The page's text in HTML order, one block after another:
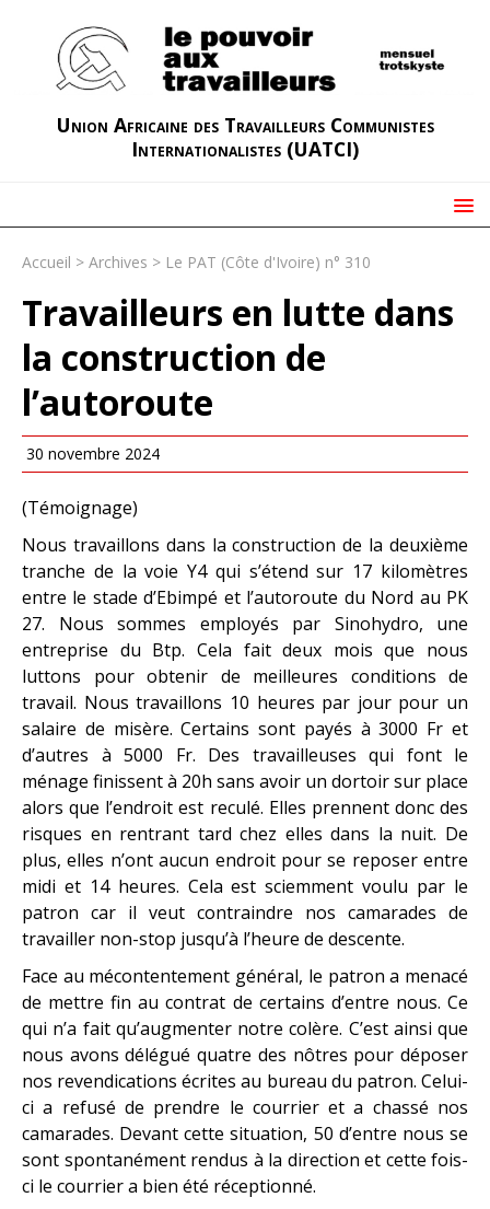
Union Africaine des Travailleurs Communistes
Internationalistes (UATCI)
Accueil > Archives > Le PAT (Côte d'Ivoire) n° 310
Travailleurs en lutte dans
la construction de
l’autoroute
30 novembre 2024
(Témoignage)
Nous travaillons dans la construction de la deuxième
tranche de la voie Y4 qui s’étend sur 17 kilomètres
entre le stade d’Ebimpé et l’autoroute du Nord au PK
27. Nous sommes employés par Sinohydro, une
entreprise du Btp. Cela fait deux mois que nous
luttons pour obtenir de meilleures conditions de
travail. Nous travaillons 10 heures par jour pour un
salaire de misère. Certains sont payés à 3000 Fr et
d’autres à 5000 Fr. Des travailleuses qui font le
ménage finissent à 20h sans avoir un dortoir sur place
alors que l’endroit est reculé. Elles prennent donc des
risques en rentrant tard chez elles dans la nuit. De
plus, elles n’ont aucun endroit pour se reposer entre
midi et 14 heures. Cela est sciemment voulu par le
patron car il veut contraindre nos camarades de
travailler non-stop jusqu’à l’heure de descente.
Face au mécontentement général, le patron a menacé
de mettre fin au contrat de certains d’entre nous. Ce
qui n’a fait qu’augmenter notre colère. C’est ainsi que
nous avons délégué quatre des nôtres pour déposer
nos revendications écrites au bureau du patron. Celui-
ci a refusé de prendre le courrier et a chassé nos
camarades. Devant cette situation, 50 d’entre nous se
sont spontanément rendus à la direction et cette fois-
ci le courrier a bien été réceptionné.